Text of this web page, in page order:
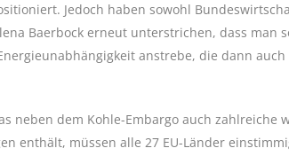
Jedoch haben sowohl
Baerbock erneut unterstrichen, dass man
anstrebe, die dann
neben dem Kohle-Embargo auch zahlreiche
enthält, müssen alle 27 EU-Länder